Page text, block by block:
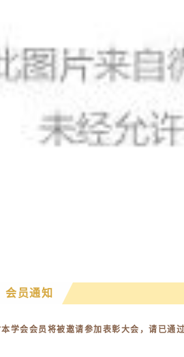
会员通知
学会会员将被邀请参加表彰大会，请已通